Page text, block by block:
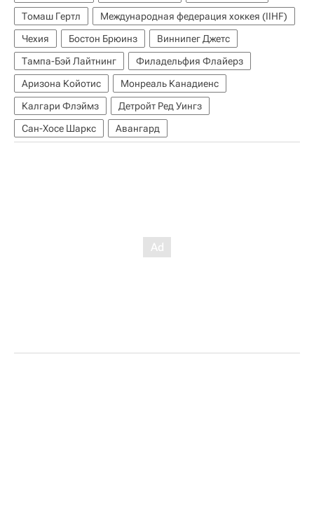
Томаш Гертл
Международная федерация хоккея (IIHF)
Чехия
Бостон Брюинз
Виннипег Джетс
Тампа-Бэй Лайтнинг
Филадельфия Флайерз
Аризона Койотис
Монреаль Канадиенс
Калгари Флэймз
Детройт Ред Уингз
Сан-Хосе Шаркс
Авангард